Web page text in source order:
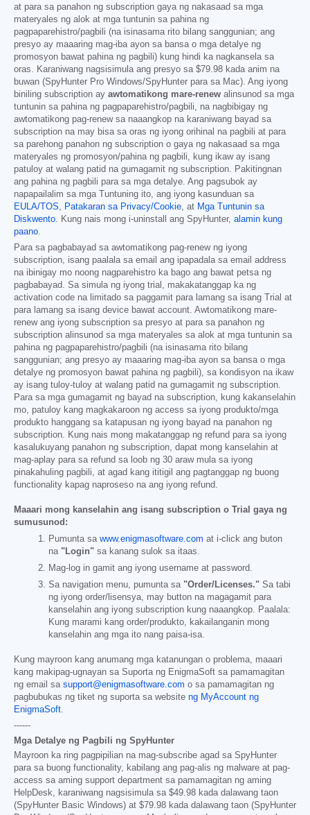
at para sa panahon ng subscription gaya ng nakasaad sa mga
materyales ng alok at mga tuntunin sa pahina ng
pagpaparehistro/pagbili (na isinasama rito bilang sanggunian; ang
presyo ay maaaring mag-iba ayon sa bansa o mga detalye ng
promosyon bawat pahina ng pagbili) kung hindi ka nagkansela sa
oras. Karaniwang nagsisimula ang presyo sa $79.98 kada anim na
buwan (SpyHunter Pro Windows/SpyHunter para sa Mac). Ang iyong
biniling subscription ay awtomatikong mare-renew alinsunod sa mga
tuntunin sa pahina ng pagpaparehistro/pagbili, na nagbibigay ng
awtomatikong pag-renew sa naaangkop na karaniwang bayad sa
subscription na may bisa sa oras ng iyong orihinal na pagbili at para
sa parehong panahon ng subscription o gaya ng nakasaad sa mga
materyales ng promosyon/pahina ng pagbili, kung ikaw ay isang
patuloy at walang patid na gumagamit ng subscription. Pakitingnan
ang pahina ng pagbili para sa mga detalye. Ang pagsubok ay
napapailalim sa mga Tuntuning ito, ang iyong kasunduan sa
EULA/TOS
Patakaran sa Privacy/Cookie , at Mga Tuntunin sa
Diskwento . Kung nais mong i-uninstall ang SpyHunter, alamin kung
paano
Para sa pagbabayad sa awtomatikong pag-renew ng iyong
subscription, isang paalala sa email ang ipapadala sa email address
na ibinigay mo noong nagparehistro ka bago ang bawat petsa ng
pagbabayad. Sa simula ng iyong trial, makakatanggap ka ng
activation code na limitado sa paggamit para lamang sa isang Trial at
para lamang sa isang device bawat account. Awtomatikong mare-
renew ang iyong subscription sa presyo at para sa panahon ng
subscription alinsunod sa mga materyales sa alok at mga tuntunin sa
pahina ng pagpaparehistro/pagbili (na isinasama rito bilang
sanggunian; ang presyo ay maaaring mag-iba ayon sa bansa o mga
detalye ng promosyon bawat pahina ng pagbili), sa kondisyon na ikaw
ay isang tuloy-tuloy at walang patid na gumagamit ng subscription.
Para sa mga gumagamit ng bayad na subscription, kung kakanselahin
mo, patuloy kang magkakaroon ng access sa iyong produkto/mga
produkto hanggang sa katapusan ng iyong bayad na panahon ng
subscription. Kung nais mong makatanggap ng refund para sa iyong
kasalukuyang panahon ng subscription, dapat mong kanselahin at
mag-aplay para sa refund sa loob ng 30 araw mula sa iyong
pinakahuling pagbili, at agad kang ititigil ang pagtanggap ng buong
functionality kapag naproseso na ang iyong refund.
Maaari mong kanselahin ang isang subscription o Trial gaya ng
sumusunod:
Pumunta sa www.enigmasoftware.com at i-click ang buton
na "Login" sa kanang sulok sa itaas.
Mag-log in gamit ang iyong username at password.
Sa navigation menu, pumunta sa "Order/Licenses." Sa tabi
ng iyong order/lisensya, may button na magagamit para
kanselahin ang iyong subscription kung naaangkop. Paalala:
Kung marami kang order/produkto, kakailanganin mong
kanselahin ang mga ito nang paisa-isa.
Kung mayroon kang anumang mga katanungan o problema, maaari
kang makipag-ugnayan sa Suporta ng EnigmaSoft sa pamamagitan
ng email sa support@enigmasoftware.com o sa pamamagitan ng
pagbubukas ng tiket ng suporta sa website ng MyAccount ng
EnigmaSoft.
------
Mga Detalye ng Pagbili ng SpyHunter
Mayroon ka ring pagpipilian na mag-subscribe agad sa SpyHunter
para sa buong functionality, kabilang ang pag-alis ng malware at pag-
access sa aming support department sa pamamagitan ng aming
HelpDesk, karaniwang nagsisimula sa $49.98 kada dalawang taon
(SpyHunter Basic Windows) at $79.98 kada dalawang taon (SpyHunter